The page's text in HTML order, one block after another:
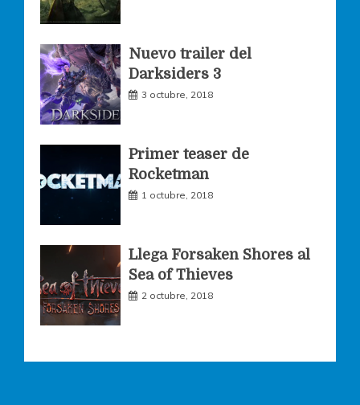
m
Nuevo trailer del
Darksiders 3
3 octubre, 2018
Primer teaser de
Rocketman
1 octubre, 2018
Llega Forsaken Shores al
Sea of Thieves
2 octubre, 2018